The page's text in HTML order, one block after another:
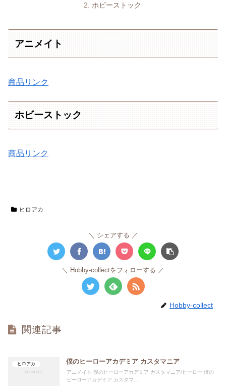
ホビーストック
アニメイト
商品リンク
ホビーストック
商品リンク
ヒロアカ
シェアする
Hobby-collectをフォローする
Hobby-collect
関連記事
ヒロアカ 僕のヒーローアカデミア カスタマニア
アニメイト 僕のヒーローアカデミア カスタマニア/ヒーロー 僕の
ヒーローアカデミア カスタマ...